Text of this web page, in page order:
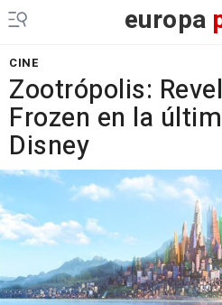
europa
CINE
Zootrópolis:
Frozen en la
Disney